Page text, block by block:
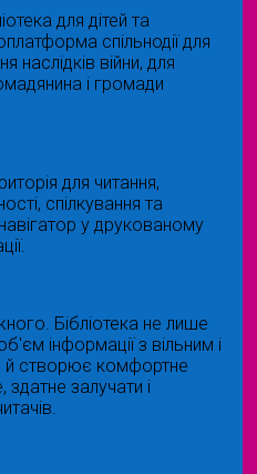
для дітей та
спільнодії для
наслідків війни, для
і громади
для читання,
спілкування та
у друкованому
Бібліотека не лише
інформації з вільним і
й створює комфортне
залучати і